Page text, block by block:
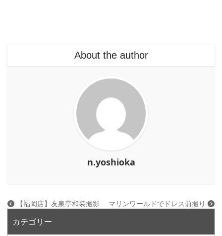
About the author
n.yoshioka
【福岡店】友泉亭和装撮影 マリンワールドでドレス前撮り
カテゴリー